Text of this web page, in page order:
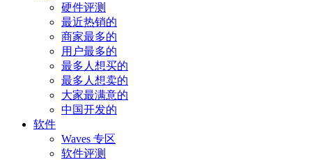
硬件评测
最近热销的
商家最多的
用户最多的
最多人想买的
最多人想卖的
大家最满意的
中国开发的
软件
Waves 专区
软件评测